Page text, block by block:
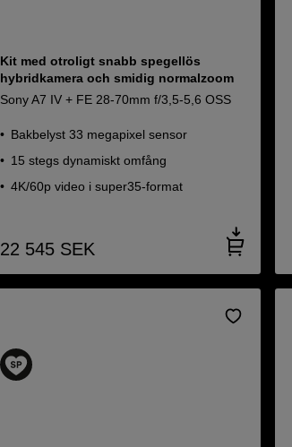
Kit med otroligt snabb spegellös
hybridkamera och smidig normalzoom
Sony A7 IV + FE 28-70mm f/3,5-5,6 OSS
Bakbelyst 33 megapixel sensor
15 stegs dynamiskt omfång
4K/60p video i super35-format
22 545 SEK